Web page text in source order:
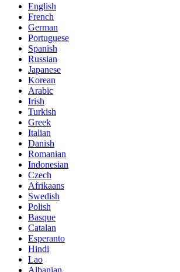
English
French
German
Portuguese
Spanish
Russian
Japanese
Korean
Arabic
Irish
Turkish
Greek
Italian
Danish
Romanian
Indonesian
Czech
Afrikaans
Swedish
Polish
Basque
Catalan
Esperanto
Hindi
Lao
Albanian